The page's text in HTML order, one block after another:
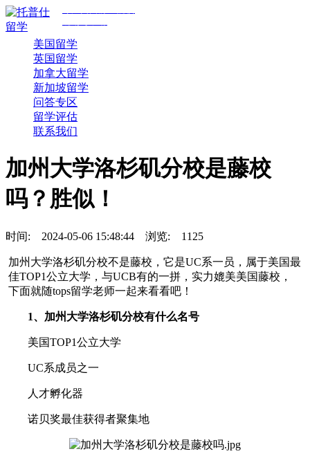
美国留学
英国留学
加拿大留学
新加坡留学
问答专区
留学评估
联系我们
加州大学洛杉矶分校是藤校
吗？胜似！
时间: 2024-05-06 15:48:44 浏览: 1125
加州大学洛杉矶分校不是藤校，它是UC系一员，属于美国最
佳TOP1公立大学，与UCB有的一拼，实力媲美美国藤校，
下面就随tops留学老师一起来看看吧！
1、加州大学洛杉矶分校有什么名号
美国TOP1公立大学
UC系成员之一
人才孵化器
诺贝奖最佳获得者聚集地